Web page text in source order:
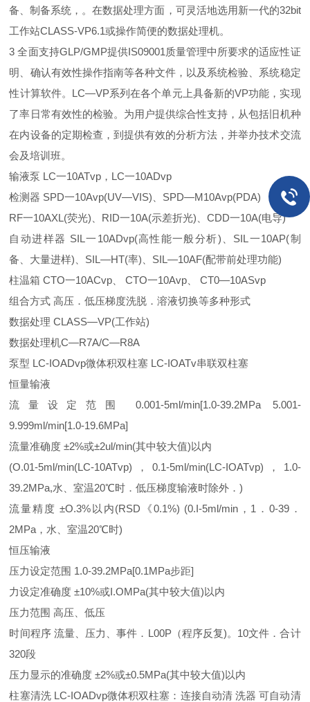
备、制备系统，。在数据处理方面，可灵活地选用新一代的32bit
工作站CLASS-VP6.1或操作简便的数据处理机。
3 全面支持GLP/GMP提供IS09001质量管理中所要求的适应性证
明、确认有效性操作指南等各种文件，以及系统检验、系统稳定
性计算软件。LC—VP系列在各个单元上具备新的VP功能，实现
了率日常有效性的检验。为用户提供综合性支持，从包括旧机种
在内设备的定期检查，到提供有效的分析方法，并举办技术交流
会及培训班。
输液泵 LC一10ATvp，LC一10ADvp
检测器 SPD一10Avp(UV—VIS)、SPD—M10Avp(PDA)
RF一10AXL(荧光)、RID一10A(示差折光)、CDD一10A(电导)
自动进样器 SIL一10ADvp(高性能一般分析)、SIL一10AP(制
备、大量进样)、SIL—HT(率)、SIL—10AF(配带前处理功能)
柱温箱 CTO一10ACvp、 CTO一10Avp、 CT0—10ASvp
组合方式 高压．低压梯度洗脱．溶液切换等多种形式
数据处理 CLASS—VP(工作站)
数据处理机C—R7A/C—R8A
泵型 LC-IOADvp微体积双柱塞 LC-IOATv串联双柱塞
恒量输液
流量设定范围 0.001-5ml/min[1.0-39.2MPa 5.001-
9.999ml/min[1.0-19.6MPa]
流量准确度 ±2%或±2ul/min(其中较大值)以内
(O.01-5ml/min(LC-10ATvp)，0.1-5ml/min(LC-IOATvp)，1.0-
39.2MPa,水、室温20℃时．低压梯度输液时除外．)
流量精度 ±O.3%以内(RSD《0.1%) (0.I-5ml/min，1．0-39．
2MPa，水、室温20℃时)
恒压输液
压力设定范围 1.0-39.2MPa[0.1MPa步距]
力设定准确度 ±10%或I.OMPa(其中较大值)以内
压力范围 高压、低压
时间程序 流量、压力、事件．L00P（程序反复)。10文件．合计
320段
压力显示的准确度 ±2%或±0.5MPa(其中较大值)以内
柱塞清洗 LC-IOADvp微体积双柱塞：连接自动清 洗器 可自动清